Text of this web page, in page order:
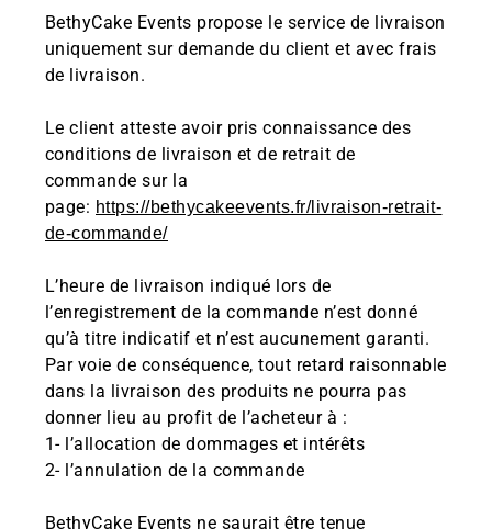
BethyCake Events propose le service de livraison
uniquement sur demande du client et avec frais
de livraison.
Le client atteste avoir pris connaissance des
conditions de livraison et de retrait de
commande sur la
page: https://bethycakeevents.fr/livraison-retrait-
de-commande/
L’heure de livraison indiqué lors de
l’enregistrement de la commande n’est donné
qu’à titre indicatif et n’est aucunement garanti.
Par voie de conséquence, tout retard raisonnable
dans la livraison des produits ne pourra pas
donner lieu au profit de l’acheteur à :
1- l’allocation de dommages et intérêts
2- l’annulation de la commande
BethyCake Events ne saurait être tenue